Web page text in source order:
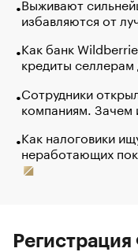
избавляются от
Как банк
кредиты селлерам
Сотрудники
компаниям. Зачем
Как налоговики
неработающих